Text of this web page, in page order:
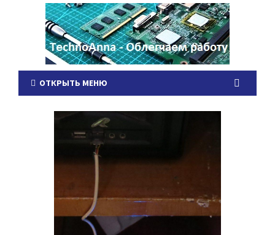
ОТКРЫТЬ МЕНЮ